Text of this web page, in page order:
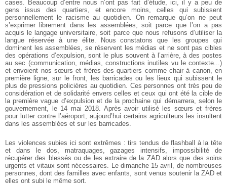
cases. Beaucoup d’entre nous n’ont pas fait d’étude,
ici, il y a peu de
gens issus des quartiers, et encore moins, celles qui subissent
personnellement le racisme au quotidien. On remarque qu’on ne peut
s’exprimer librement dans les assemblées, soit parce que l’on a pas
acquis le langage universitaire, soit parce que nous refusons d’utiliser la
langue réservée à uneélite. Nous constatons que les groupes qui
dominent les assemblées, se réserventles médias et ne sont pas cibles
des opérations d’expulsion, sont le plus souvent àl’arrière, à des postes
au sec (communication, médias, constructions inutiles vu lecontexte...)
et envoient nos sœurs et frères des quartiers comme chair à canon, en
première ligne, sur le front, les barricades ou les lieux qui subissent le
plus depressions policières au quotidien. Ces personnes ont très peu de
considération et de solidarité envers celles et ceux qui ont été la cible de
la première vague d’expulsion et de la prochaine qui démarrera, selon le
gouvernement, le 14 mai 2018. Après avoir utilisé les sœurs et frères
pour lutter contre l’aéroport, aujourd’hui certains agriculteurs les insultent
dans les assemblées et sur les barricades.
Les violences subies ici sont extrêmes : tirs tendus de flashball à la tête
et dans ledos, matraquages, gazages intensifs, impossibilité de
récupérer des blessés ou de les extraire de la ZAD alors que des soins
urgents et vitaux sont nécessaires. Ledimanche 15 avril, de nombreuses
personnes, dont des familles avec enfants,
sont venus soutenir la ZAD et
elles ont subi le même sort.